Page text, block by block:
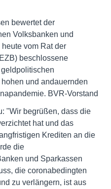
bewertet der
Volksbanken und
vom Rat der
beschlossene
und andauernden
BVR-Vorstand
"Wir begrüßen, dass die
hat und das
Krediten an die
die
und Sparkassen
die coronabedingten
zu verlängern, ist aus